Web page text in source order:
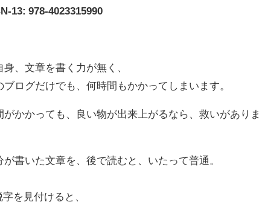
13: 978-4023315990
身、文章を書く力が無く、
ブログだけでも、何時間もかかってしまいます。
がかかっても、良い物が出来上がるなら、救いがありま
が書いた文章を、後で読むと、いたって普通。
を見付けると、